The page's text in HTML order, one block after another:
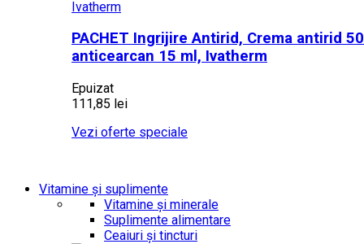
PACHET Ingrijire Antirid, Crema antirid
anticearcan 15 ml, Ivatherm
Epuizat
111,85 lei
Vezi oferte speciale
Vitamine și suplimente
Vitamine și minerale
Suplimente alimentare
Ceaiuri și tincturi